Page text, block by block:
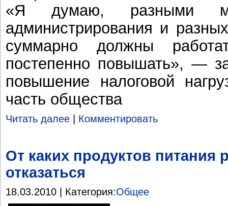
«Я думаю, разными
администрирования и
суммарно должны
постепенно повышать», —
повышение налоговой
часть общества
Читать далее Комментировать
От каких продуктов
отказаться
18.03.2010 | Категория:Общее